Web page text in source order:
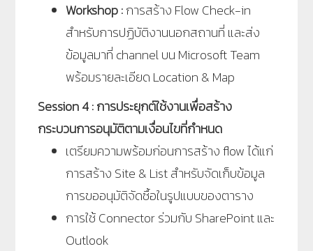
Workshop :การสร้าง Flow Check-in
สำหรับการปฏิบัติงานนอกสถานที่ และส่ง
ข้อมูลมาที่ channel บน Microsoft Team
พร้อมรายละเอียด Location & Map
Session 4 : การประยุกต์ใช้งานเพื่อสร้าง
กระบวนการอนุมัติตามเงื่อนไขที่กำหนด
เตรียมความพร้อมก่อนการสร้าง flow ได้แก่
การสร้าง Site & List สำหรับจัดเก็บข้อมูล
การขออนุมัติจัดซื้อในรูปแบบของตาราง
การใช้ Connector ร่วมกับ SharePoint และ
Outlook